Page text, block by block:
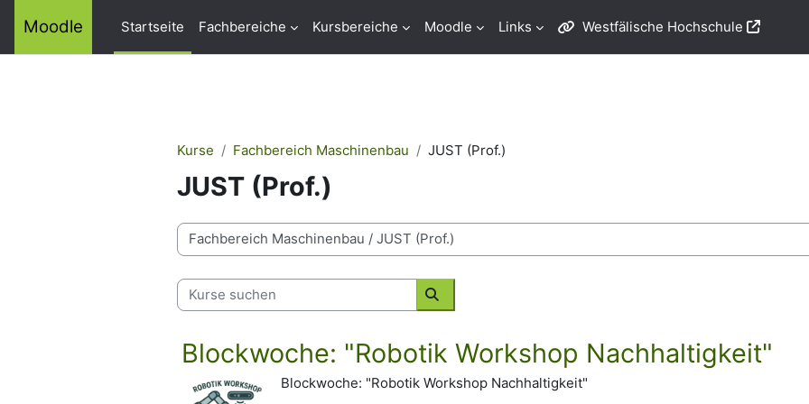
Moodle Startseite Fachbereiche Kursbereiche Moodle Links Westfälische Hochschule
Kurse Fachbereich Maschinenbau JUST (Prof.)
JUST (Prof.)
Kursbereiche
Kurse suchen
Kurse suchen
Blockwoche: "Robotik Workshop Nachhaltigkeit"
Blockwoche: "Robotik Workshop Nachhaltigkeit"